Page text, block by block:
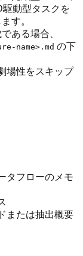
動型タスクを
す。
ある場合、
name>.md の下
場性をスキップ
タフローのメモ
または抽出概要